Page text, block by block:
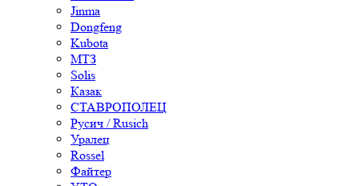
Jinma
Dongfeng
Kubota
МТЗ
Solis
Казак
СТАВРОПОЛЕЦ
Русич / Rusich
Уралец
Rossel
Файтер